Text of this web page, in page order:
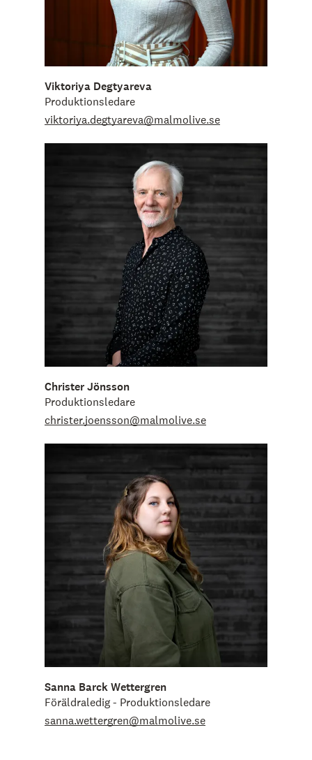
Viktoriya Degtyareva
Produktionsledare
viktoriya.degtyareva@malmolive.se
Christer Jönsson
Produktionsledare
christer.joensson@malmolive.se
Sanna Barck Wettergren
Föräldraledig - Produktionsledare
sanna.wettergren@malmolive.se